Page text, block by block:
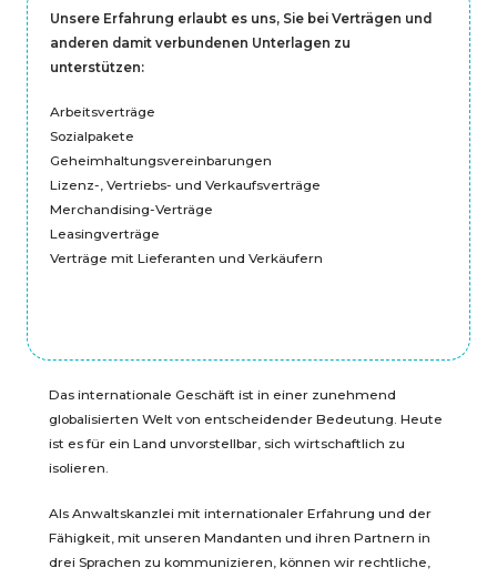
Unsere Erfahrung erlaubt es uns, Sie bei Verträgen und
anderen damit verbundenen Unterlagen zu
unterstützen:
Arbeitsverträge
Sozialpakete
Geheimhaltungsvereinbarungen
Lizenz-, Vertriebs- und Verkaufsverträge
Merchandising-Verträge
Leasingverträge
Verträge mit Lieferanten und Verkäufern
Das internationale Geschäft ist in einer zunehmend
globalisierten Welt von entscheidender Bedeutung. Heute
ist es für ein Land unvorstellbar, sich wirtschaftlich zu
isolieren.
Als Anwaltskanzlei mit internationaler Erfahrung und der
Fähigkeit, mit unseren Mandanten und ihren Partnern in
drei Sprachen zu kommunizieren, können wir rechtliche,